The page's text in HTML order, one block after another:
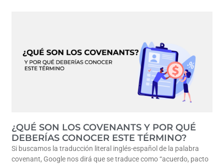
¿QUÉ SON LOS COVENANTS Y POR QUÉ
DEBERÍAS CONOCER ESTE TÉRMINO?
Si buscamos la traducción literal inglés-español de la palabra
covenant, Google nos dirá que se traduce como “acuerdo, pacto